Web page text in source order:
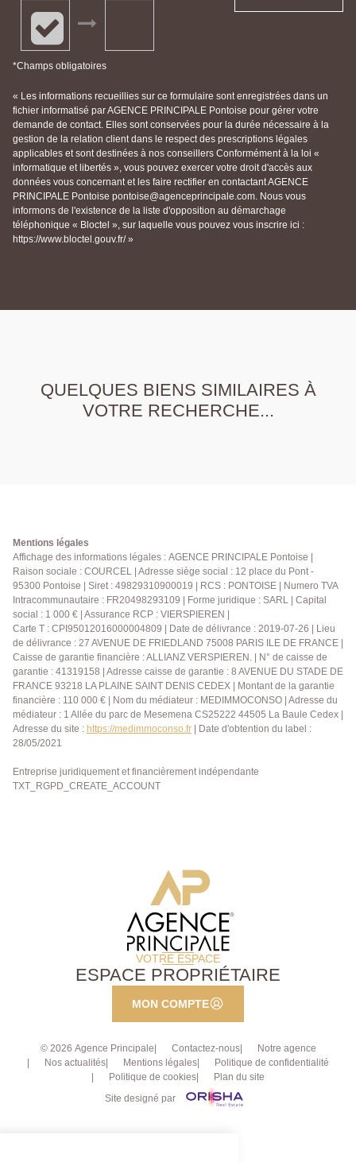
*Champs obligatoires
« Les informations recueillies sur ce formulaire sont enregistrées dans un
fichier informatisé par AGENCE PRINCIPALE Pontoise pour gérer votre
demande de contact. Elles sont conservées pour la durée nécessaire à la
gestion de la relation client dans le respect des prescriptions légales
applicables et sont destinées à nos conseillers Conformément à la loi «
informatique et libertés », vous pouvez exercer votre droit d'accès aux
données vous concernant et les faire rectifier en contactant AGENCE
PRINCIPALE Pontoise pontoise@agenceprincipale.com. Nous vous
informons de l'existence de la liste d'opposition au démarchage
téléphonique « Bloctel », sur laquelle vous pouvez vous inscrire ici :
https://www.bloctel.gouv.fr/ »
QUELQUES BIENS SIMILAIRES À
VOTRE RECHERCHE...
Mentions légales
Affichage des informations légales : AGENCE PRINCIPALE Pontoise |
Raison sociale : COURCEL | Adresse siège social : 12 place du Pont -
95300 Pontoise | Siret : 49829310900019 | RCS : PONTOISE | Numero TVA
Intracommunautaire : FR20498293109 | Forme juridique : SARL | Capital
social : 1 000 € | Assurance RCP : VIERSPIEREN |
Carte T : CPI95012016000004809 | Date de délivrance : 2019-07-26 | Lieu
de délivrance : 27 AVENUE DE FRIEDLAND 75008 PARIS ILE DE FRANCE |
Caisse de garantie financière : ALLIANZ VERSPIEREN. | N° de caisse de
garantie : 41319158 | Adresse caisse de garantie : 8 AVENUE DU STADE DE
FRANCE 93218 LA PLAINE SAINT DENIS CEDEX | Montant de la garantie
financière : 110 000 € | Nom du médiateur : MEDIMMOCONSO | Adresse du
médiateur : 1 Allée du parc de Mesemena CS25222 44505 La Baule Cedex |
Adresse du site : https://medimmoconso.fr | Date d'obtention du label :
28/05/2021
Entreprise juridiquement et financièrement indépendante
TXT_RGPD_CREATE_ACCOUNT
VOTRE ESPACE
ESPACE PROPRIÉTAIRE
MON COMPTE
© 2026 Agence Principale Contactez-nous
Notre agence
Nos actualités
Mentions légales
Politique de confidentialité
Politique de cookies
Plan du site
Site designé par